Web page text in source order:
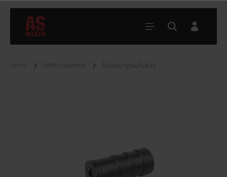
Home Waffenzubehör Mündungsaufsätze